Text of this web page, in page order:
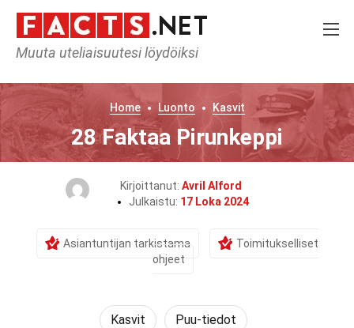
Muuta uteliaisuutesi löydöiksi
Home Luonto Kasvit
28 Faktaa Pirunkeppi
Kirjoittanut: Avril Alford
Julkaistu: 17 Loka 2024
Asiantuntijan tarkistama
Toimitukselliset
ohjeet
Kasvit Puu-tiedot